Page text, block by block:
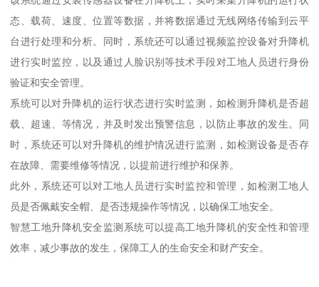
态、载荷、速度、位置等数据，并将数据通过无线网络传输到云平
台进行处理和分析。同时，系统还可以通过视频监控设备对升降机
进行实时监控，以及通过人脸识别等技术手段对工地人员进行身份
验证和安全管理。
系统可以对升降机的运行状态进行实时监测，如检测升降机是否超
载、超速、等情况，并及时发出预警信息，以防止事故的发生。同
时，系统还可以对升降机的维护情况进行监测，如检测设备是否存
在故障、需要维修等情况，以提前进行维护和保养。
此外，系统还可以对工地人员进行实时监控和管理，如检测工地人
员是否佩戴安全帽、是否违规操作等情况，以确保工地安全。
智慧工地升降机安全监测系统可以提高工地升降机的安全性和管理
效率，减少事故的发生，保障工人的生命安全和财产安全。